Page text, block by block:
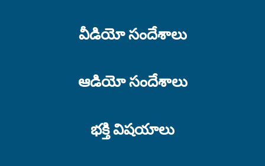
భయముతో చేయుము
భాగము 1
వీడియో సందేశాలు
ఆడియో సందేశాలు
భక్తి విషయాలు